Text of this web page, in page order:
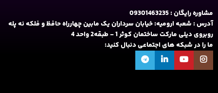
مشاوره رایگان : 09301463235
آدرس : شعبه ارومیه: خیابان سرداران یک مابین چهارراه حافظ و فلکه نه پله
روبروی دیلی مارکت ساختمان کوثر 1 - طبقه2 واحد 4
ما را در شبکه های اجتماعی دنبال کنید: